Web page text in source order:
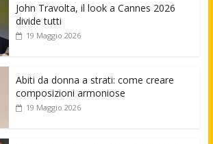
John Travolta, il look a Cannes 2026
divide tutti
19 Maggio 2026
Abiti da donna a strati: come creare
composizioni armoniose
19 Maggio 2026